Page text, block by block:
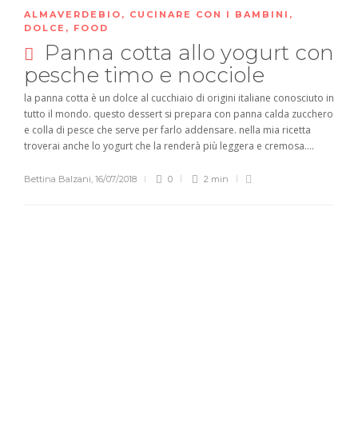
ALMAVERDEBIO , CUCINARE CON I BAMBINI ,
DOLCE , FOOD
Panna cotta allo yogurt con
pesche timo e nocciole
la panna cotta è un dolce al cucchiaio di origini italiane conosciuto in
tutto il mondo. questo dessert si prepara con panna calda zucchero
e colla di pesce che serve per farlo addensare. nella mia ricetta
troverai anche lo yogurt che la renderà più leggera e cremosa....
Bettina Balzani, 16/07/2018 0 2 min